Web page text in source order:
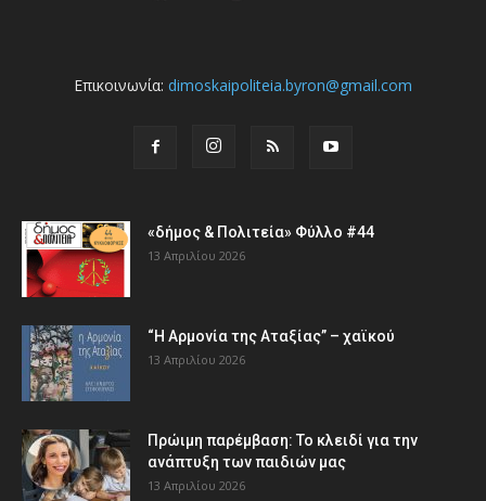
Επικοινωνία: dimoskaipoliteia.byron@gmail.com
«δήμος & Πολιτεία» Φύλλο #44
13 Απριλίου 2026
“Η Αρμονία της Αταξίας” – χαϊκού
13 Απριλίου 2026
Πρώιμη παρέμβαση: Το κλειδί για την
ανάπτυξη των παιδιών µας
13 Απριλίου 2026